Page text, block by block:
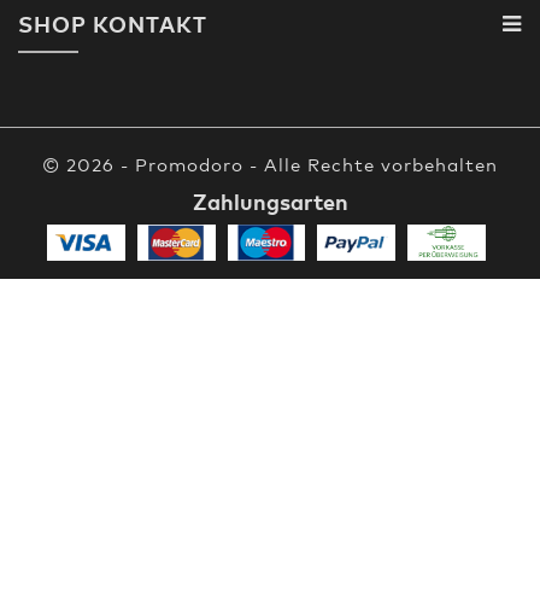
SHOP KONTAKT
© 2026 - Promodoro - Alle Rechte vorbehalten
Zahlungsarten